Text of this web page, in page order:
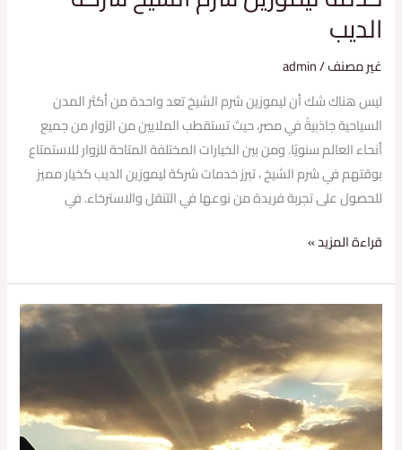
الديب
غير مصنف/
admin
ليس هناك شك أن ليموزين شرم الشيخ تعد واحدة من أكثر المدن
السياحية جاذبيةً في مصر، حيث تستقطب الملايين من الزوار من جميع
أنحاء العالم سنويًا. ومن بين الخيارات المختلفة المتاحة للزوار للاستمتاع
بوقتهم في شرم الشيخ ، تبرز خدمات شركة ليموزين الديب كخيار مميز
للحصول على تجربة فريدة من نوعها في التنقل والاسترخاء. في
قراءة المزيد »
حجز
ليموزين
القاهرة
مع
شركة
الديب